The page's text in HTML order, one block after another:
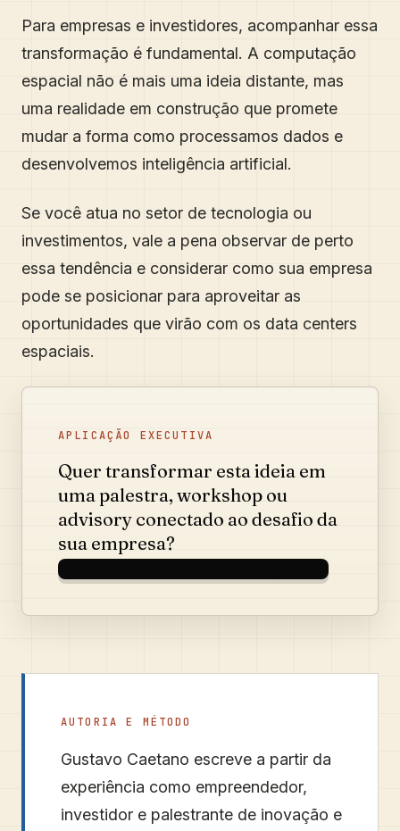
Para empresas e investidores, acompanhar essa
transformação é fundamental. A computação
espacial não é mais uma ideia distante, mas
uma realidade em construção que promete
mudar a forma como processamos dados e
desenvolvemos inteligência artificial.
Se você atua no setor de tecnologia ou
investimentos, vale a pena observar de perto
essa tendência e considerar como sua empresa
pode se posicionar para aproveitar as
oportunidades que virão com os data centers
espaciais.
APLICAÇÃO EXECUTIVA
Quer transformar esta ideia em
uma palestra, workshop ou
advisory conectado ao desafio da
sua empresa?
Conversar sobre o resultado esperado
AUTORIA E MÉTODO
Gustavo Caetano escreve a partir da
experiência como empreendedor,
investidor e palestrante de inovação e